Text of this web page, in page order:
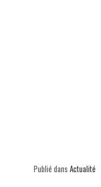
Publié dans Actualité